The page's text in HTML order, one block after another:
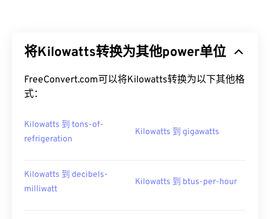
将Kilowatts转换为其他power单位
FreeConvert.com可以将Kilowatts转换为以下其他格
式：
Kilowatts 到 tons-of-
refrigeration
Kilowatts 到 gigawatts
Kilowatts 到 decibels-
milliwatt
Kilowatts 到 btus-per-hour